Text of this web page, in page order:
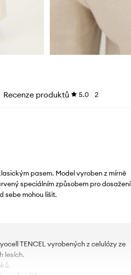
Recenze produktů 5.0 2
pasem. Model vyroben z mírně
speciálním způsobem pro dosažení
sebe mohou lišit.
TENCEL vyrobených z celulózy ze
lesích.